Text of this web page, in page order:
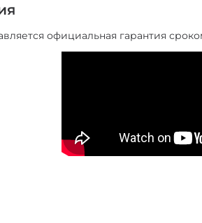
официальная гарантия